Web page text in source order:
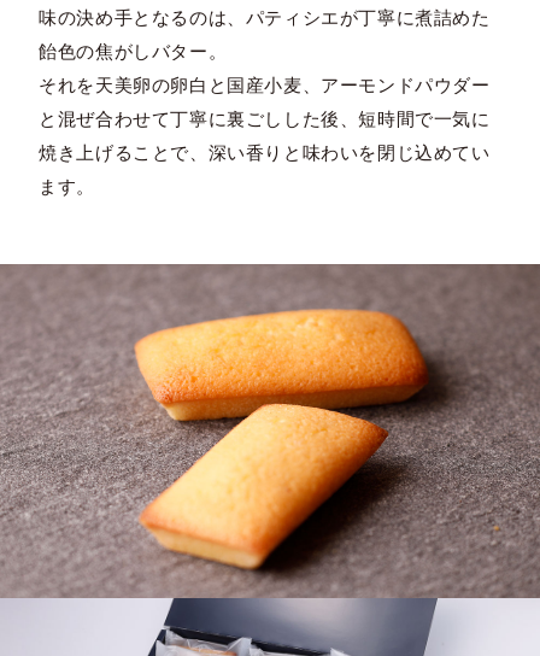
味の決め手となるのは、パティシエが丁寧に煮詰めた
飴色の焦がしバター。
それを天美卵の卵白と国産小麦、アーモンドパウダー
と混ぜ合わせて丁寧に裏ごしした後、短時間で一気に
焼き上げることで、深い香りと味わいを閉じ込めてい
ます。